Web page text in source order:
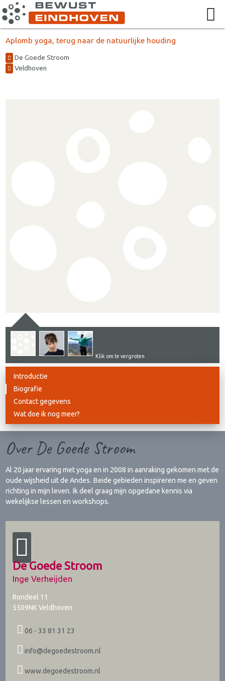
Aplomb yoga, terug naar de natuurlijke houding
De Goede Stroom
Veldhoven
Klik om te vergroten
Introductie
Biografie
Contact gegevens
Wat doe ik nog meer?
Over De Goede Stroom
Al 20 jaar ervaring met yoga en in 2008 in aanraking gekomen met de
oude wijsheid uit de Andes. Beide gebieden inspireren me en geven
richting in mijn leven. Ik deel graag mijn opgedane kennis via
wekelijkse lessen en workshops.
De Goede Stroom
Inge Verheijden
Rondeel 11
5509NKVeldhoven
06 - 33 81 31 23
info@degoedestroom.nl
www.degoedestroom.nl